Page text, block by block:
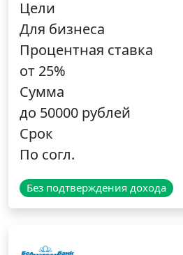
Цели
Для бизнеса
Процентная ставка
от 25%
Сумма
до 50000 рублей
Срок
По согл.
Без подтверждения дохода